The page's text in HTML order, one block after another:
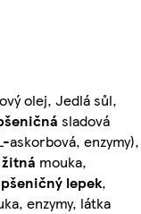
olej, Jedlá sůl,
sladová
askorbová, enzymy),
žitná mouka,
pšeničný lepek,
enzymy, látka